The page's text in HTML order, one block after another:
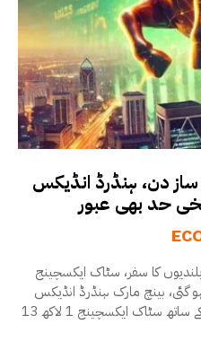
دن، ہنڈرڈ انڈیکس
کا سفر، سٹاک ایکسچینج
ہو گئی، بینچ مارک ہنڈرڈ انڈیکس
میں 2671 سے زائد پوائنٹس اضافہ کے ساتھ سٹاک ایکسچینج 1 لاکھ 13